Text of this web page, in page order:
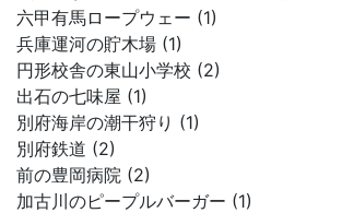
六甲有馬ロープウェー (1)
兵庫運河の貯木場 (1)
円形校舎の東山小学校 (2)
出石の七味屋 (1)
別府海岸の潮干狩り (1)
別府鉄道 (2)
前の豊岡病院 (2)
加古川のピープルバーガー (1)